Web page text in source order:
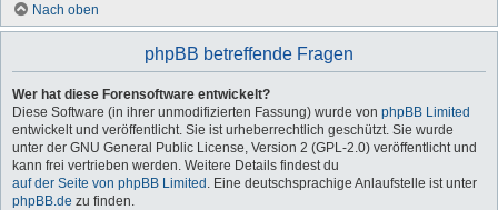
Nach oben
phpBB betreffende Fragen
Wer hat diese Forensoftware entwickelt?
Diese Software (in ihrer unmodifizierten Fassung) wurde von phpBB Limited
entwickelt und veröffentlicht. Sie ist urheberrechtlich geschützt. Sie wurde
unter der GNU General Public License, Version 2 (GPL-2.0) veröffentlicht und
kann frei vertrieben werden. Weitere Details findest du
auf der Seite von phpBB Limited . Eine deutschsprachige Anlaufstelle ist unter
phpBB.de zu finden.